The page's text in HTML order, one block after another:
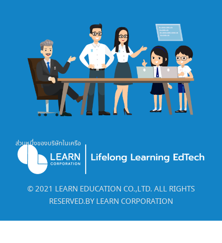
ส่วนหนึ่งของบริษัทในเครือ
©️ 2021 LEARN EDUCATION CO.,LTD. ALL RIGHTS
RESERVED.BY LEARN CORPORATION